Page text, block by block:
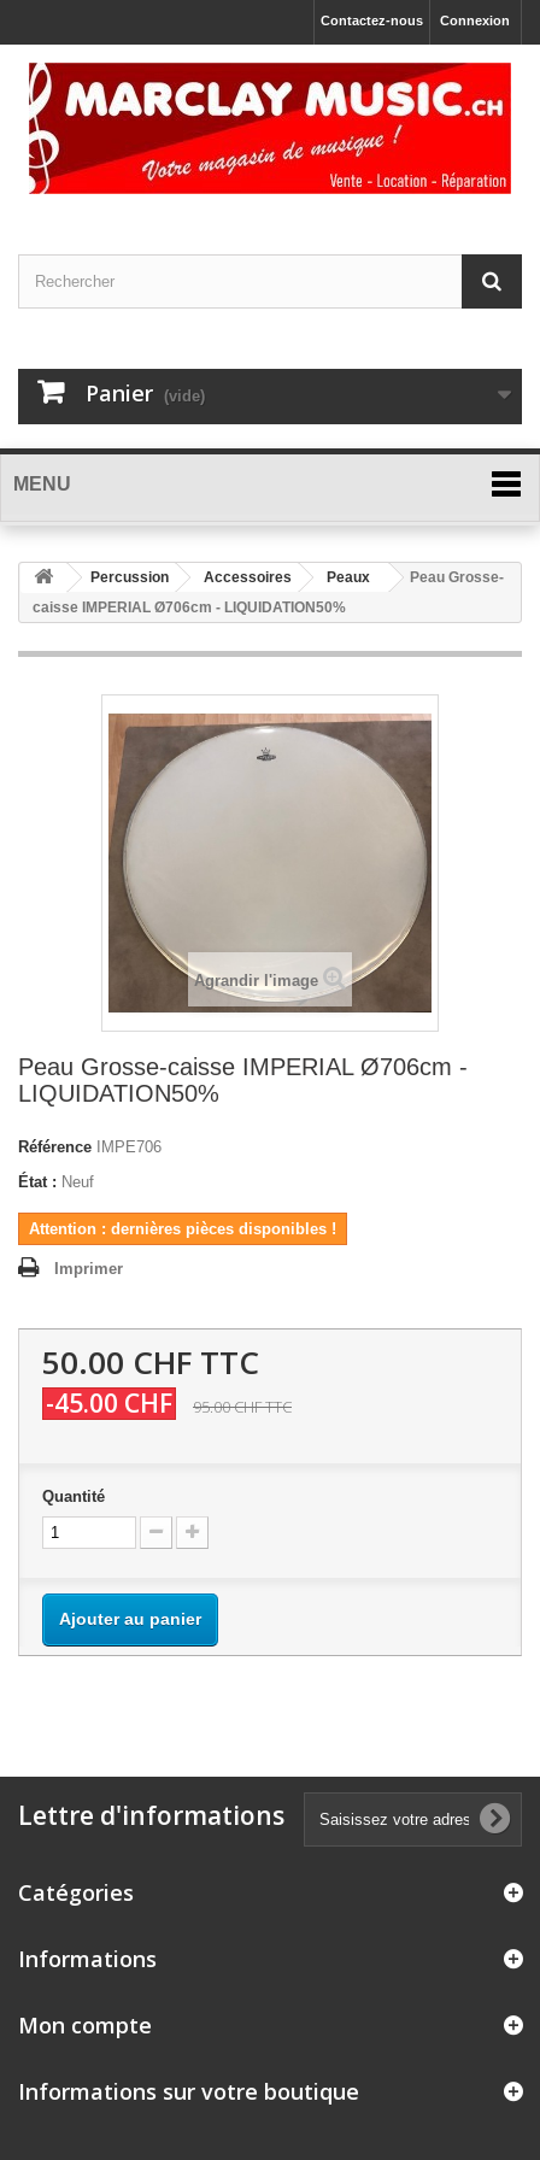
Connexion
Contactez-nous
Panier (vide)
MENU
Percussion Accessoires Peaux
Peau Grosse-
caisse IMPERIAL Ø706cm - LIQUIDATION50%
Agrandir l'image
Peau Grosse-caisse IMPERIAL Ø706cm -
LIQUIDATION50%
Référence
IMPE706
État : Neuf
Attention : dernières pièces disponibles !
Imprimer
50.00 CHF TTC
-45.00 CHF 95.00 CHFTTC
Quantité
Ajouter au panier
Lettre d'informations
Catégories
Informations
Mon compte
Informations sur votre boutique